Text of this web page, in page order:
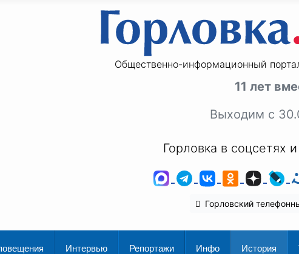
Общественно-информационный
11 лет
Выходим с
Горловка в соцсетях
MAXTelegram
ВКонтактеДзен
Горловский
Интервью Репортажи Инфо История